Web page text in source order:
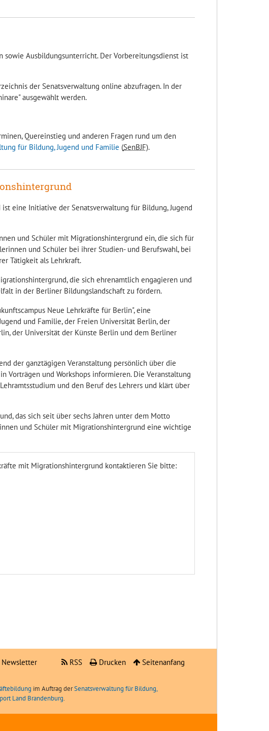
sowie Ausbildungsunterricht. Der Vorbereitungsdienst ist
der Senatsverwaltung online abzufragen. In der
ausgewählt werden.
Quereinstieg und anderen Fragen rund um den
für Bildung, Jugend und Familie (SenBJF).
eine Initiative der Senatsverwaltung für Bildung, Jugend
und Schüler mit Migrationshintergrund ein, die sich für
und Schüler bei ihrer Studien- und Berufswahl, bei
Tätigkeit als Lehrkraft.
die sich ehrenamtlich engagieren und
in der Berliner Bildungslandschaft zu fördern.
Neue Lehrkräfte für Berlin", eine
und Familie, der Freien Universität Berlin, der
der Universität der Künste Berlin und dem Berliner
der ganztägigen Veranstaltung persönlich über die
Vorträgen und Workshops informieren. Die Veranstaltung
und den Beruf des Lehrers und klärt über
das sich seit über sechs Jahren unter dem Motto
und Schüler mit Migrationshintergrund eine wichtige
mit Migrationshintergrund kontaktieren Sie bitte:
Newsletter RSS Drucken Seitenanfang
im Auftrag derSenatsverwaltung für Bildung,
Land Brandenburg.